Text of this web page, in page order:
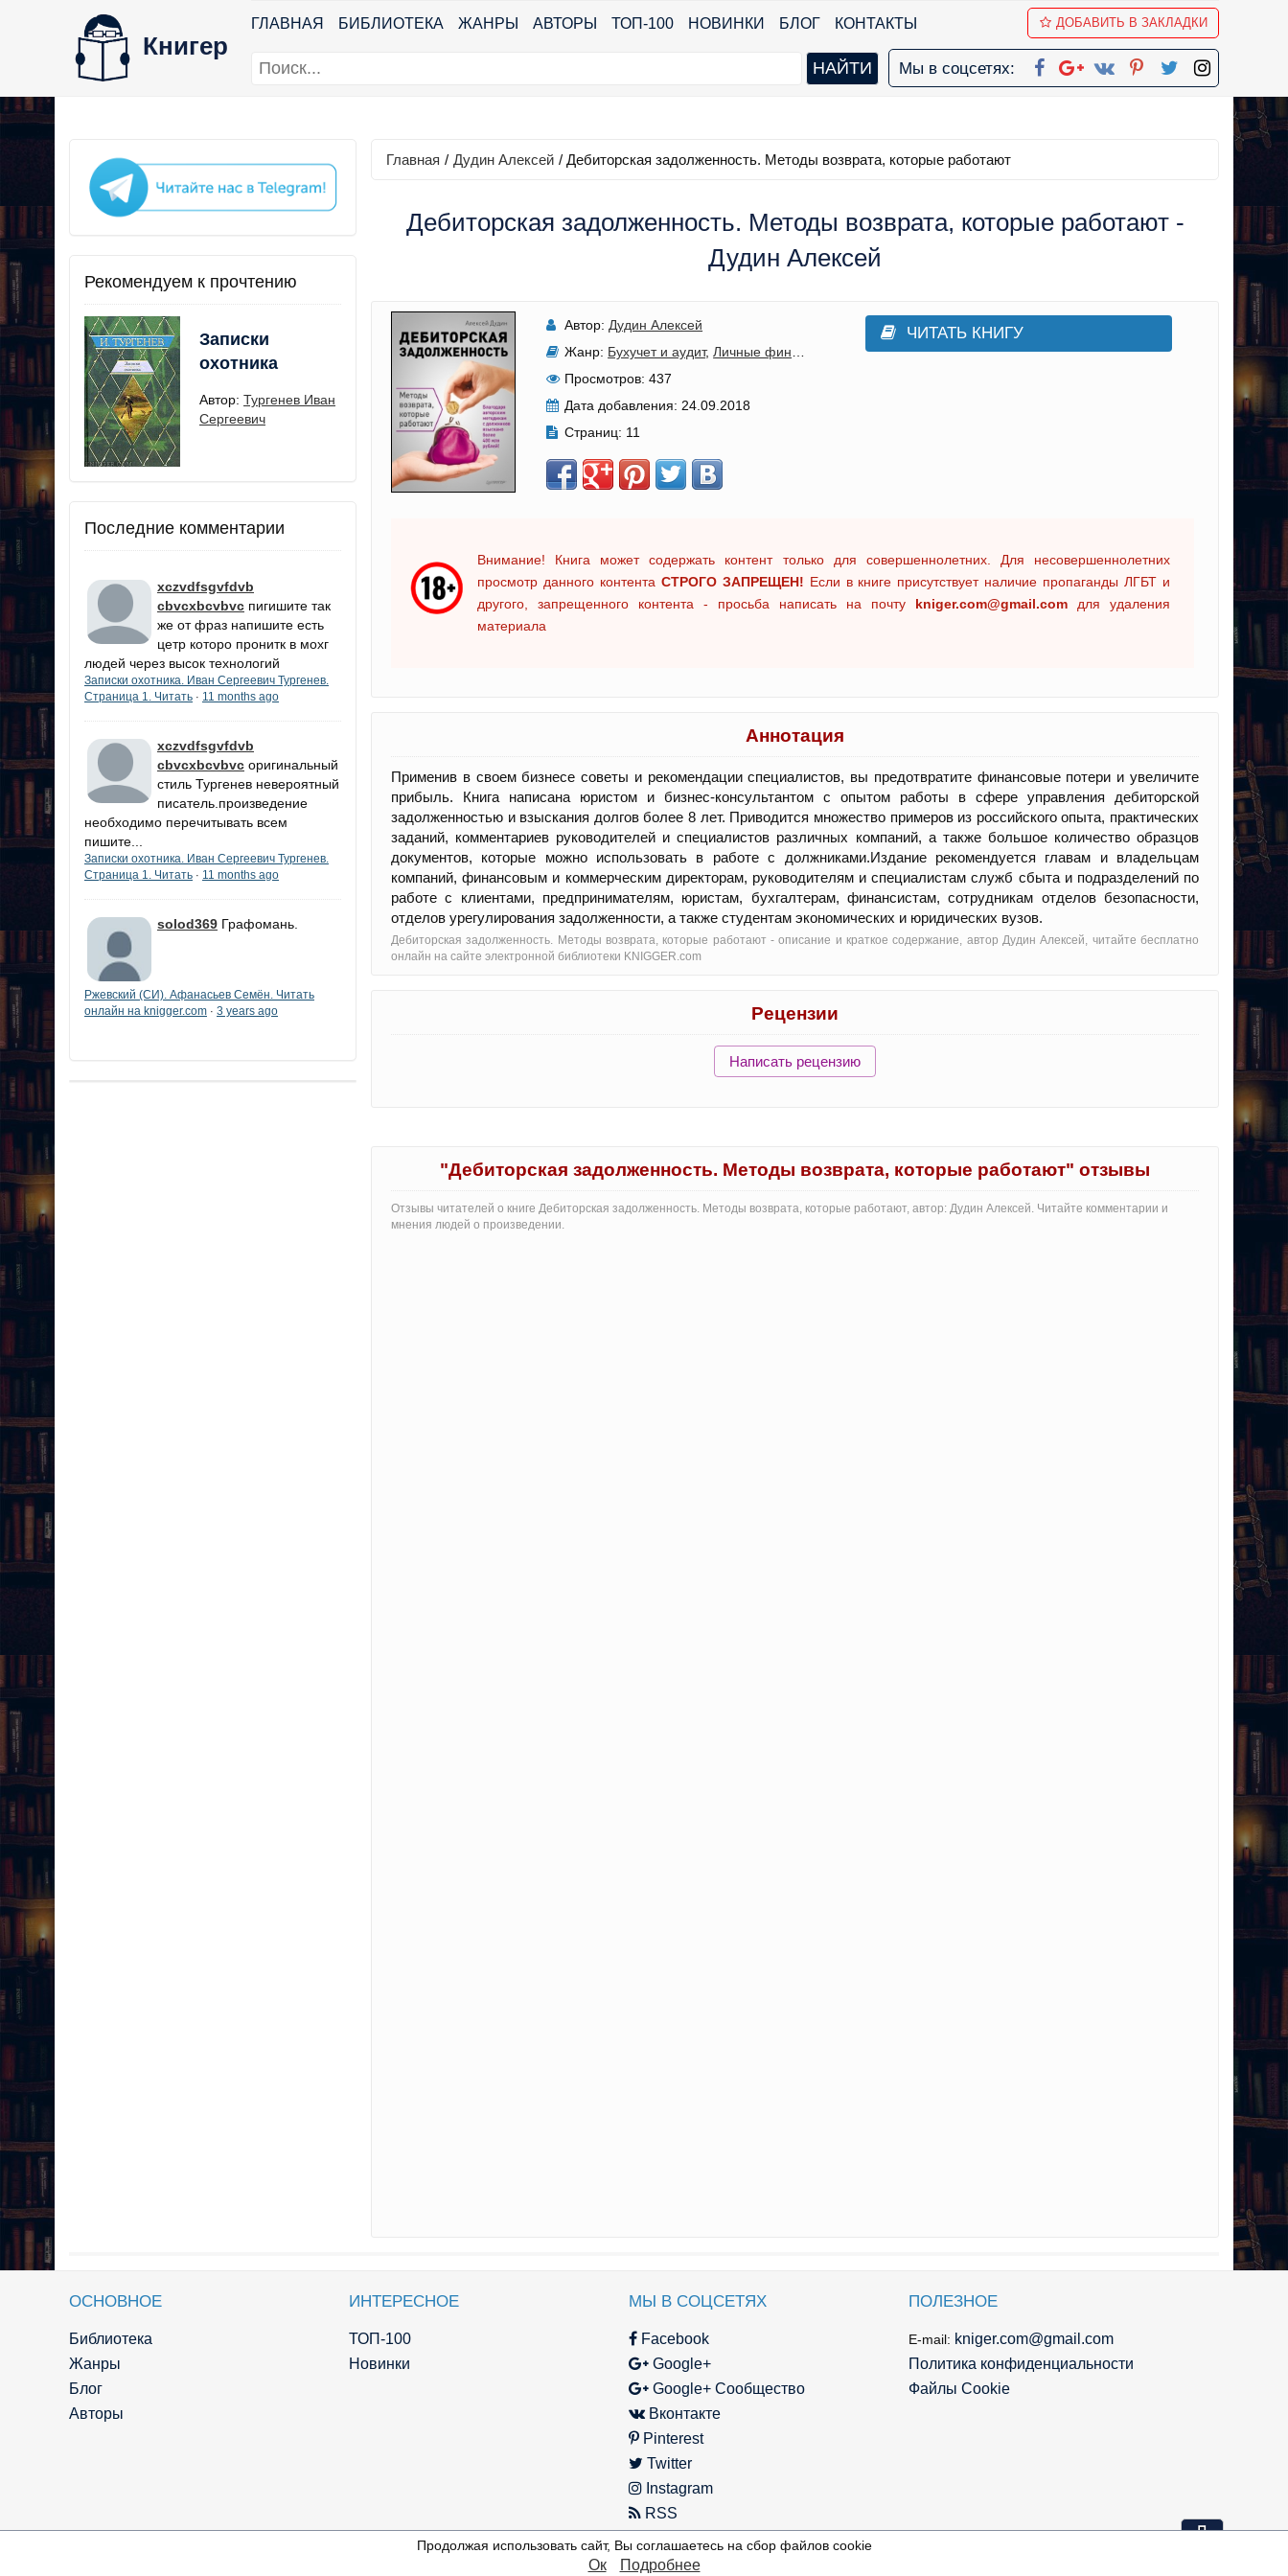
Книгер
ГЛАВНАЯ БИБЛИОТЕКА ЖАНРЫ АВТОРЫ ТОП-100 НОВИНКИ БЛОГ КОНТАКТЫ ДОБАВИТЬ В ЗАКЛАДКИ
Мы в соцсетях:
Рекомендуем к прочтению
Записки
охотника
Автор: Тургенев Иван
Сергеевич
Последние комментарии
xczvdfsgvfdvb
cbvcxbcvbvc пигишите так
же от фраз напишите есть
цетр которо пронитк в мохг
людей через высок технологий
Записки охотника. Иван Сергеевич Тургенев.
Страница 1. Читать · 11 months ago
xczvdfsgvfdvb
cbvcxbcvbvc оригинальный
стиль Тургенев невероятный
писатель.произведение
необходимо перечитывать всем
пишите...
Записки охотника. Иван Сергеевич Тургенев.
Страница 1. Читать · 11 months ago
solod369 Графомань.
Ржевский (СИ). Афанасьев Семён. Читать
онлайн на knigger.com · 3 years ago
Главная / Дудин Алексей / Дебиторская задолженность. Методы возврата, которые работают
Дебиторская задолженность. Методы возврата, которые работают -
Дудин Алексей
Автор: Дудин Алексей
Жанр: Бухучет и аудит, Личные финансы
Просмотров: 437
Дата добавления: 24.09.2018
Страниц: 11
ЧИТАТЬ КНИГУ
Внимание! Книга может содержать контент только для совершеннолетних. Для несовершеннолетних
просмотр данного контента СТРОГО ЗАПРЕЩЕН! Если в книге присутствует наличие пропаганды ЛГБТ и
другого, запрещенного контента - просьба написать на почту kniger.com@gmail.com для удаления
материала
Аннотация
Применив в своем бизнесе советы и рекомендации специалистов, вы предотвратите финансовые потери и увеличите
прибыль. Книга написана юристом и бизнес-консультантом с опытом работы в сфере управления дебиторской
задолженностью и взыскания долгов более 8 лет. Приводится множество примеров из российского опыта, практических
заданий, комментариев руководителей и специалистов различных компаний, а также большое количество образцов
документов, которые можно использовать в работе с должниками.Издание рекомендуется главам и владельцам
компаний, финансовым и коммерческим директорам, руководителям и специалистам служб сбыта и подразделений по
работе с клиентами, предпринимателям, юристам, бухгалтерам, финансистам, сотрудникам отделов безопасности,
отделов урегулирования задолженности, а также студентам экономических и юридических вузов.
Дебиторская задолженность. Методы возврата, которые работают - oписание и краткое содержание, автор Дудин Алексей, читайте бесплатно
онлайн на сайте электронной библиотеки KNIGGER.com
Рецензии
Написать рецензию
"Дебиторская задолженность. Методы возврата, которые работают" отзывы
Отзывы читателей о книге Дебиторская задолженность. Методы возврата, которые работают, автор: Дудин Алексей. Читайте комментарии и
мнения людей о произведении.
⇩
ОСНОВНОЕ
Библиотека
Жанры
Блог
Авторы
ИНТЕРЕСНОЕ
ТОП-100
Новинки
МЫ В СОЦСЕТЯХ
Facebook
Google+
Google+ Сообщество
Вконтакте
Pinterest
Twitter
Instagram
RSS
ПОЛЕЗНОЕ
E-mail: kniger.com@gmail.com
Политика конфиденциальности
Файлы Cookie
Продолжая использовать сайт, Вы соглашаетесь на сбор файлов cookie
Ок Подробнее